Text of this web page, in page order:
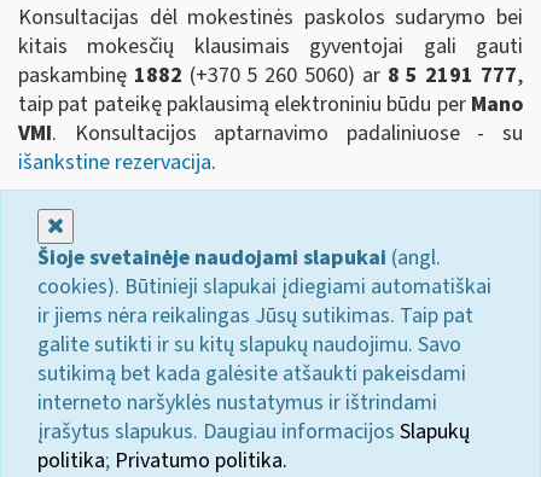
Konsultacijas dėl mokestinės paskolos sudarymo bei
kitais mokesčių klausimais gyventojai gali gauti
paskambinę 1882 (+370 5 260 5060) ar 8 5 2191 777,
taip pat pateikę paklausimą elektroniniu būdu per Mano
VMI. Konsultacijos aptarnavimo padaliniuose - su
išankstine rezervacija.
Šioje svetainėje naudojami slapukai (angl.
cookies). Būtinieji slapukai įdiegiami automatiškai
ir jiems nėra reikalingas Jūsų sutikimas. Taip pat
galite sutikti ir su kitų slapukų naudojimu. Savo
sutikimą bet kada galėsite atšaukti pakeisdami
interneto naršyklės nustatymus ir ištrindami
įrašytus slapukus. Daugiau informacijos Slapukų
politika; Privatumo politika.